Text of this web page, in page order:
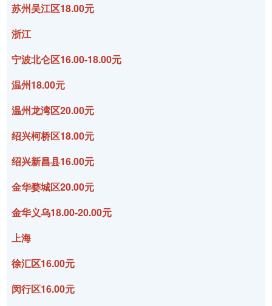
苏州吴江区18.00元
浙江
宁波北仑区16.00-18.00元
温州18.00元
温州龙湾区20.00元
绍兴柯桥区18.00元
绍兴新昌县16.00元
金华婺城区20.00元
金华义乌18.00-20.00元
上海
徐汇区16.00元
闵行区16.00元